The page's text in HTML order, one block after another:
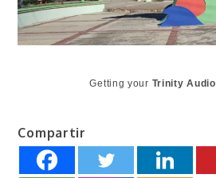
Getting your Trinity Audio
Compartir